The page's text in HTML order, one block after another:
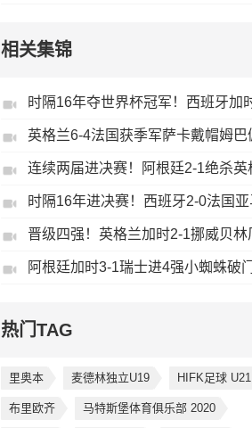
相关集锦
热门TAG
里奥本 麦德林独立U19 HIFK足球 U21
布里欧齐 马特斯堡体育俱乐部 2020